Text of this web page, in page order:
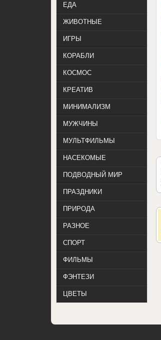
ЕДА
ЖИВОТНЫЕ
ИГРЫ
КОРАБЛИ
КОСМОС
КРЕАТИВ
МИНИМАЛИЗМ
МУЖЧИНЫ
МУЛЬТФИЛЬМЫ
НАСЕКОМЫЕ
ПОДВОДНЫЙ МИР
ПРАЗДНИКИ
ПРИРОДА
РАЗНОЕ
СПОРТ
ФИЛЬМЫ
ФЭНТЕЗИ
ЦВЕТЫ